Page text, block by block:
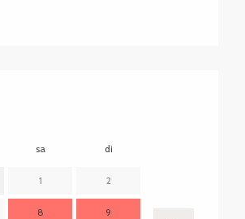
sa di
1 2
8 9